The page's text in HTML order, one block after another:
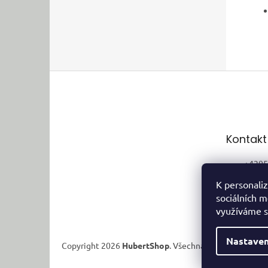
K
sociálních
využíváme
Kontakt
Copyright 2026 HubertShop . Všechna práva